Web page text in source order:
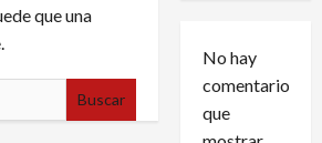
que una
No hay
comentarios
que